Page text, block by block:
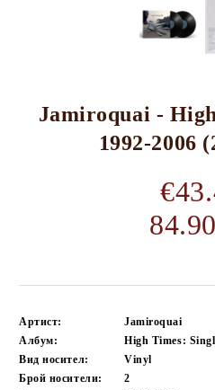
Jamiroquai -
1992-2006
Артист:
Jamiroquai
Албум:
High Times:
Вид носител:
Vinyl
Брой носители:
2